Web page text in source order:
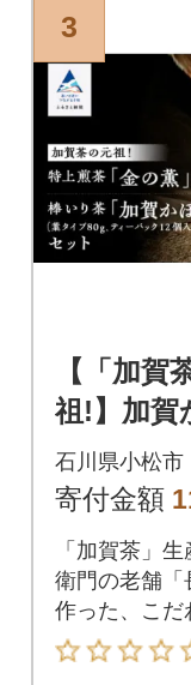
3
【「加賀
祖!】加賀
特上煎茶
薫50gセ
石川県小松市
寄付金額
「加賀茶」
衛門の老舗「
作った、こだ
す。